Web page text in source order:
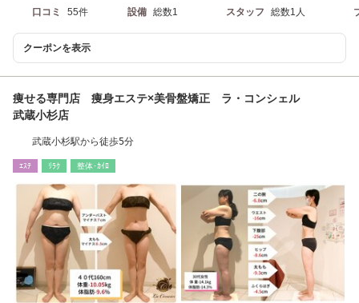
口コミ 55件 設備 総数1 スタッフ 総数1人
クーポンを表示
痩せる専門店 痩身エステ×美骨盤矯正 ラ・コンシェル
武蔵小杉店
武蔵小杉駅から徒歩5分
ｴｽﾃ ﾘﾗｸ 整体･ｶｲﾛ